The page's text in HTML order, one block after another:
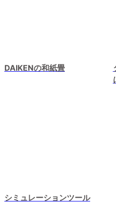
DAIKENの和紙畳
シミュレーションツール